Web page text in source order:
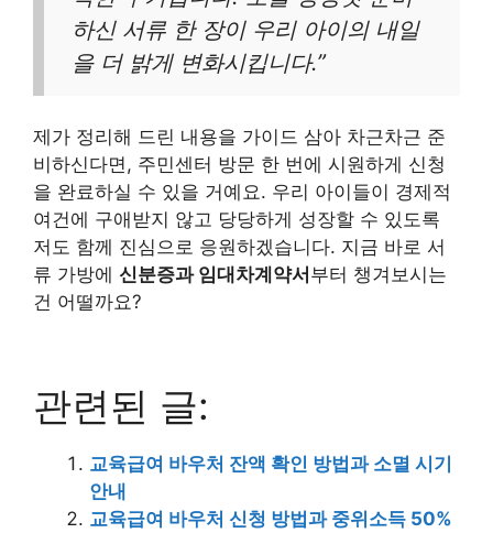
하신 서류 한 장이 우리 아이의 내일
을 더 밝게 변화시킵니다.”
제가 정리해 드린 내용을 가이드 삼아 차근차근 준
비하신다면, 주민센터 방문 한 번에 시원하게 신청
을 완료하실 수 있을 거예요. 우리 아이들이 경제적
여건에 구애받지 않고 당당하게 성장할 수 있도록
저도 함께 진심으로 응원하겠습니다. 지금 바로 서
류 가방에 신분증과 임대차계약서부터 챙겨보시는
건 어떨까요?
관련된 글:
교육급여 바우처 잔액 확인 방법과 소멸 시기
안내
교육급여 바우처 신청 방법과 중위소득 50%